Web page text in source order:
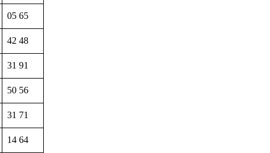
05 65
42 48
31 91
50 56
31 71
14 64